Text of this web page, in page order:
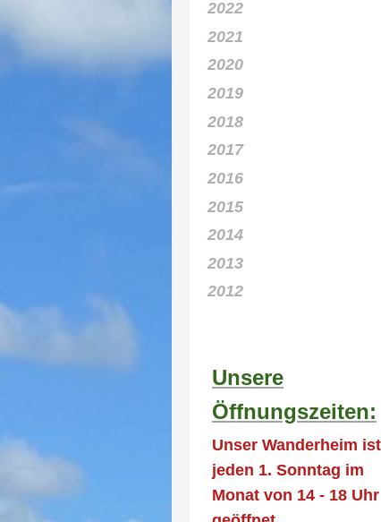
2022
2021
2020
2019
2018
2017
2016
2015
2014
2013
2012
Unsere
Öffnungszeiten:
Unser Wanderheim ist
jeden 1. Sonntag im
Monat von 14 - 18 Uhr